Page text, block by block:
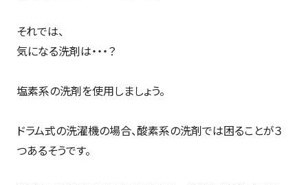
それでは、
気になる洗剤は・・・？
塩素系の洗剤を使用しましょう。
ドラム式の洗濯機の場合、酸素系の洗剤では困ることが３
つあるそうです。